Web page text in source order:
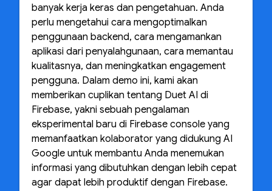
banyak kerja keras dan pengetahuan. Anda
perlu mengetahui cara mengoptimalkan
penggunaan backend, cara mengamankan
aplikasi dari penyalahgunaan, cara memantau
kualitasnya, dan meningkatkan engagement
pengguna. Dalam demo ini, kami akan
memberikan cuplikan tentang Duet AI di
Firebase, yakni sebuah pengalaman
eksperimental baru di Firebase console yang
memanfaatkan kolaborator yang didukung AI
Google untuk membantu Anda menemukan
informasi yang dibutuhkan dengan lebih cepat
agar dapat lebih produktif dengan Firebase.